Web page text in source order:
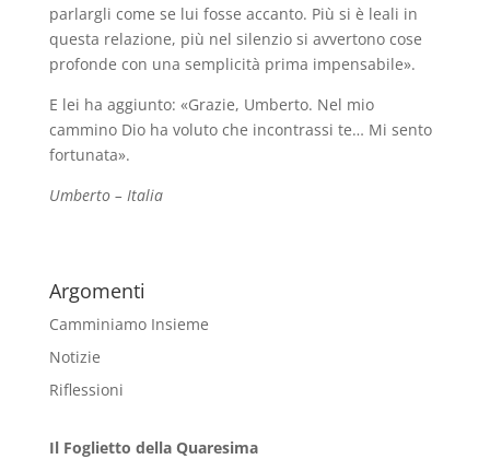
parlargli come se lui fosse accanto. Più si è leali in
questa relazione, più nel silenzio si avvertono cose
profonde con una semplicità prima impensabile».
E lei ha aggiunto: «Grazie, Umberto. Nel mio
cammino Dio ha voluto che incontrassi te… Mi sento
fortunata».
Umberto – Italia
Argomenti
Camminiamo Insieme
Notizie
Riflessioni
Il Foglietto della Quaresima